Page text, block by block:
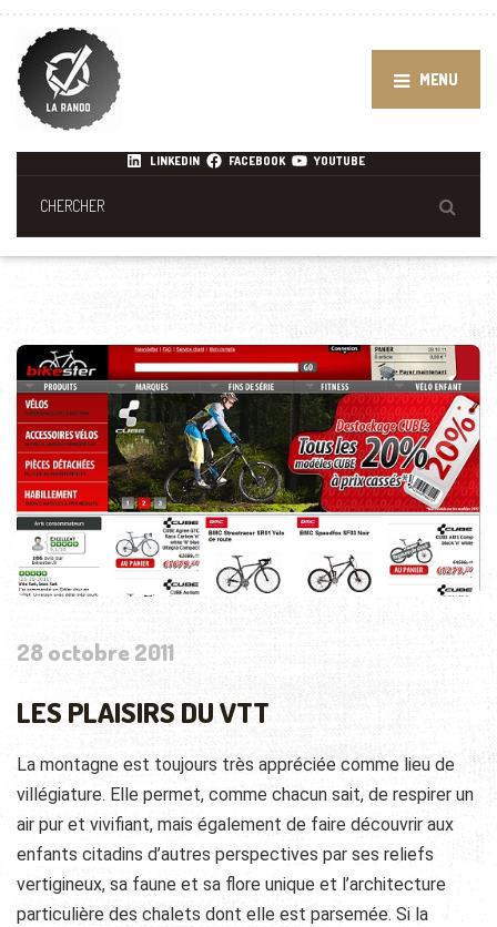
MENU
LINKEDIN FACEBOOK YOUTUBE
28 octobre 2011
LES PLAISIRS DU VTT
La montagne est toujours très appréciée comme lieu de
villégiature. Elle permet, comme chacun sait, de respirer un
air pur et vivifiant, mais également de faire découvrir aux
enfants citadins d’autres perspectives par ses reliefs
vertigineux, sa faune et sa flore unique et l’architecture
particulière des chalets dont elle est parsemée. Si la